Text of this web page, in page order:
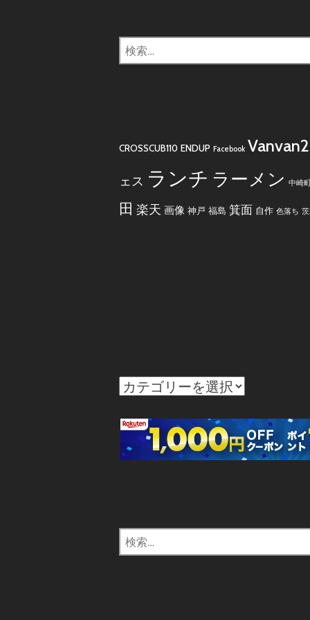
検
索:
CROSSCUB110 ENDUP Facebook
ェス ランチ ラーメン 中崎町
田 楽天 画像 神戸 福島 箕面 自作 色落ち
カ
ゴ
リ
ー
検
索: